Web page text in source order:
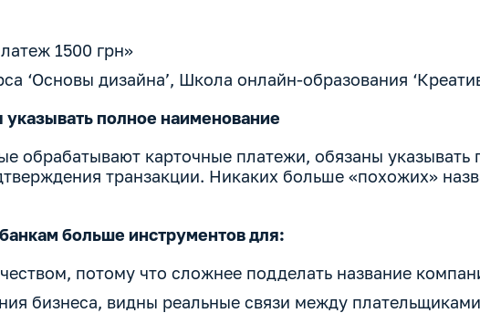
1500 грн»
‘Основы дизайна’, Школа онлайн-образования
полное наименование
обрабатывают карточные платежи, обязаны указывать
транзакции. Никаких больше «похожих»
больше инструментов для:
потому что сложнее подделать название
бизнеса, видны реальные связи между плательщиками